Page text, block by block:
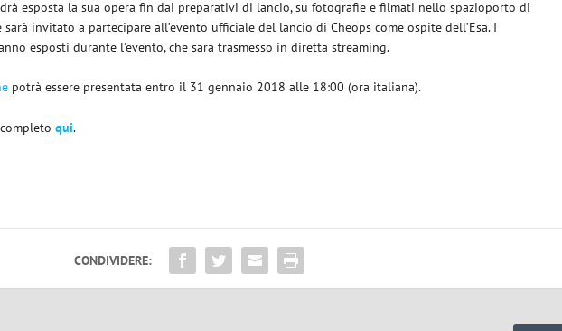
esposta la sua opera fin dai preparativi di lancio, su fotografie e filmati nello spazioporto di
sarà invitato a partecipare all’evento ufficiale del lancio di Cheops come ospite dell’Esa. I
esposti durante l’evento, che sarà trasmesso in diretta streaming.
potrà essere presentata entro il 31 gennaio 2018 alle 18:00 (ora italiana).
qui.
CONDIVIDERE: